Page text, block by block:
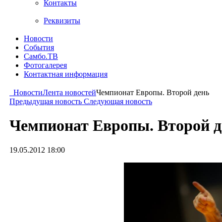
Контакты
Реквизиты
Новости
События
Самбо.ТВ
Фотогалерея
Контактная информация
НовостиЛента новостейЧемпионат Европы. Второй день
Предыдущая новость Следующая новость
Чемпионат Европы. Второй
19.05.2012 18:00